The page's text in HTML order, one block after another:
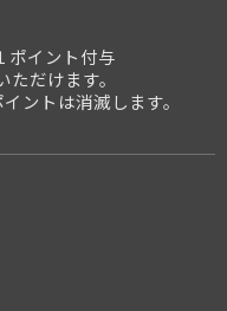
ポイント付与
だけます。
ントは消滅します。